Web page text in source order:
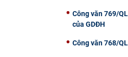
Công văn 769/
của GDĐH
Công văn 768/